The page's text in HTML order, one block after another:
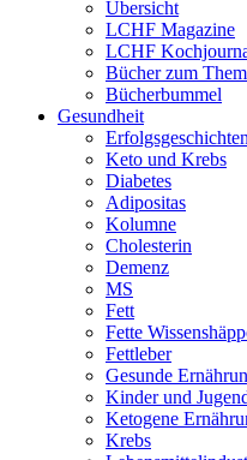
Übersicht
LCHF Magazine
LCHF
Bücher zum
Bücherbummel
Gesundheit
Erfolgsgeschichten
Keto und Krebs
Diabetes
Adipositas
Kolumne
Cholesterin
Demenz
MS
Fett
Fette
Fettleber
Gesunde
Kinder und
Ketogene
Krebs